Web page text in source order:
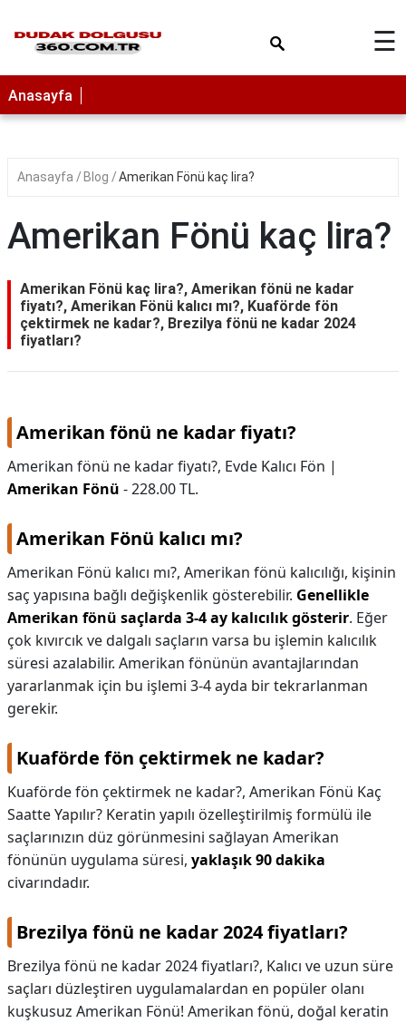
☰
Anasayfa
Anasayfa Blog Amerikan Fönü kaç lira?
Amerikan Fönü kaç lira?
Amerikan Fönü kaç lira?, Amerikan fönü ne kadar
fiyatı?, Amerikan Fönü kalıcı mı?, Kuaförde fön
çektirmek ne kadar?, Brezilya fönü ne kadar 2024
fiyatları?
Amerikan fönü ne kadar fiyatı?
Amerikan fönü ne kadar fiyatı?, Evde Kalıcı Fön |
Amerikan Fönü - 228.00 TL.
Amerikan Fönü kalıcı mı?
Amerikan Fönü kalıcı mı?, Amerikan fönü kalıcılığı, kişinin
saç yapısına bağlı değişkenlik gösterebilir. Genellikle
Amerikan fönü saçlarda 3-4 ay kalıcılık gösterir. Eğer
çok kıvırcık ve dalgalı saçların varsa bu işlemin kalıcılık
süresi azalabilir. Amerikan fönünün avantajlarından
yararlanmak için bu işlemi 3-4 ayda bir tekrarlanman
gerekir.
Kuaförde fön çektirmek ne kadar?
Kuaförde fön çektirmek ne kadar?, Amerikan Fönü Kaç
Saatte Yapılır? Keratin yapılı özelleştirilmiş formülü ile
saçlarınızın düz görünmesini sağlayan Amerikan
fönünün uygulama süresi, yaklaşık 90 dakika
civarındadır.
Brezilya fönü ne kadar 2024 fiyatları?
Brezilya fönü ne kadar 2024 fiyatları?, Kalıcı ve uzun süre
saçları düzleştiren uygulamalardan en popüler olanı
kuşkusuz Amerikan Fönü! Amerikan fönü, doğal keratin